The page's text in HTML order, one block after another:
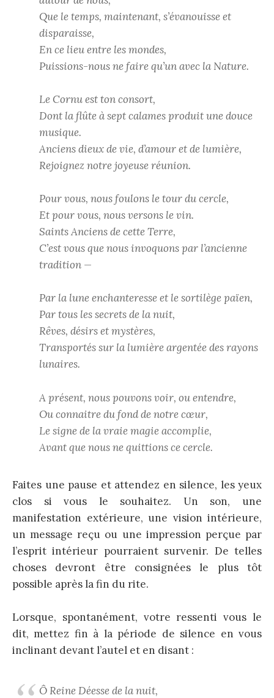
Que le temps, maintenant, s’évanouisse et
disparaisse,
En ce lieu entre les mondes,
Puissions-nous ne faire qu’un avec la Nature.
Le Cornu est ton consort,
Dont la flûte à sept calames produit une douce
musique.
Anciens dieux de vie, d’amour et de lumière,
Rejoignez notre joyeuse réunion.
Pour vous, nous foulons le tour du cercle,
Et pour vous, nous versons le vin.
Saints Anciens de cette Terre,
C’est vous que nous invoquons par l’ancienne
tradition —
Par la lune enchanteresse et le sortilège païen,
Par tous les secrets de la nuit,
Rêves, désirs et mystères,
Transportés sur la lumière argentée des rayons
lunaires.
A présent, nous pouvons voir, ou entendre,
Ou connaitre du fond de notre cœur,
Le signe de la vraie magie accomplie,
Avant que nous ne quittions ce cercle.
Faites une pause et attendez en silence, les yeux
clos si vous le souhaitez. Un son, une
manifestation extérieure, une vision intérieure,
un message reçu ou une impression perçue par
l’esprit intérieur pourraient survenir. De telles
choses devront être consignées le plus tôt
possible après la fin du rite.
Lorsque, spontanément, votre ressenti vous le
dit, mettez fin à la période de silence en vous
inclinant devant l’autel et en disant :
Ô Reine Déesse de la nuit,